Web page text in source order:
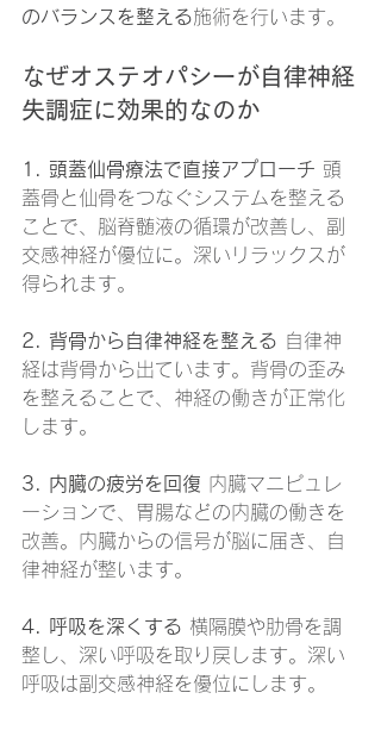
のバランスを整える施術を行います。
なぜオステオパシーが自律神経
失調症に効果的なのか
1. 頭蓋仙骨療法で直接アプローチ 頭
蓋骨と仙骨をつなぐシステムを整える
ことで、脳脊髄液の循環が改善し、副
交感神経が優位に。深いリラックスが
得られます。
2. 背骨から自律神経を整える 自律神
経は背骨から出ています。背骨の歪み
を整えることで、神経の働きが正常化
します。
3. 内臓の疲労を回復 内臓マニピュレ
ーションで、胃腸などの内臓の働きを
改善。内臓からの信号が脳に届き、自
律神経が整います。
4. 呼吸を深くする 横隔膜や肋骨を調
整し、深い呼吸を取り戻します。深い
呼吸は副交感神経を優位にします。